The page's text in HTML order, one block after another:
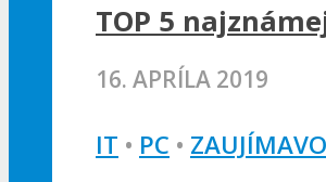
TOP 5
16. APRÍLA 2019
IT • PC •